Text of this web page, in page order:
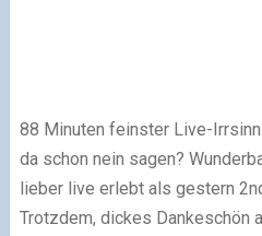
88 Minuten feinster Live-Irrsinn
da schon nein sagen?
lieber live erlebt als gestern
Trotzdem, dickes Dankeschön